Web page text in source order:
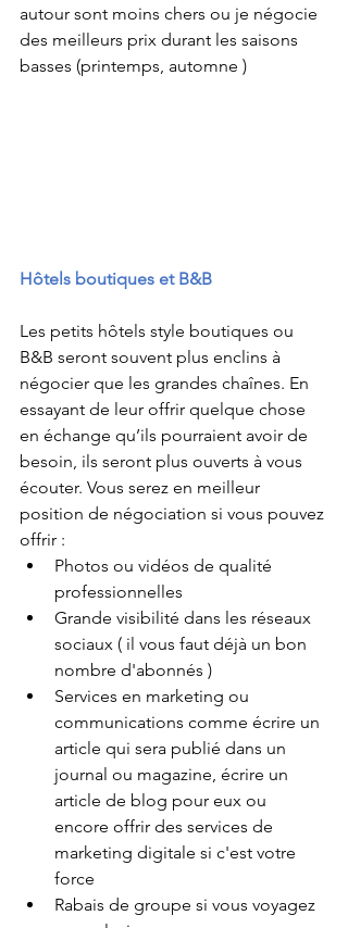
autour sont moins chers ou je négocie
des meilleurs prix durant les saisons
basses (printemps, automne )
Hôtels boutiques et B&B
Les petits hôtels style boutiques ou
B&B seront souvent plus enclins à
négocier que les grandes chaînes. En
essayant de leur offrir quelque chose
en échange qu’ils pourraient avoir de
besoin, ils seront plus ouverts à vous
écouter. Vous serez en meilleur
position de négociation si vous pouvez
offrir :
Photos ou vidéos de qualité
professionnelles
Grande visibilité dans les réseaux
sociaux ( il vous faut déjà un bon
nombre d'abonnés )
Services en marketing ou
communications comme écrire un
article qui sera publié dans un
journal ou magazine, écrire un
article de blog pour eux ou
encore offrir des services de
marketing digitale si c'est votre
force
Rabais de groupe si vous voyagez